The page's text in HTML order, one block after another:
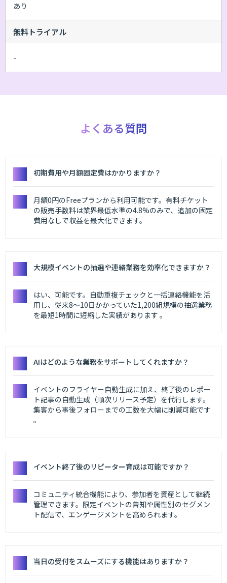
あり
無料トライアル
-
よくある質問
初期費用や月額固定費はかかりますか？
月額0円のFreeプランから利用可能です。有料チケット
の販売手数料は業界最低水準の4.8%のみで、追加の固定
費用なしで収益を最大化できます。
大規模イベントの抽選や連絡業務を効率化できますか？
はい、可能です。自動重複チェックと一括連絡機能を活
用し、従来8〜10日かかっていた1,200組規模の抽選業務
を最短1時間に短縮した実績があります 。
AIはどのような業務をサポートしてくれますか？
イベントのフライヤー自動生成に加え、終了後のレポー
ト記事の自動生成（順次リリース予定）を代行します。
集客から事後フォローまでの工数を大幅に削減可能です
。
イベント終了後のリピーター育成は可能ですか？
コミュニティ統合機能により、参加者を資産として継続
管理できます。限定イベントの告知や属性別のセグメン
ト配信で、エンゲージメントを高められます。
当日の受付をスムーズにする機能はありますか？